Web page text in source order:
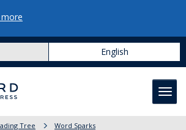
more
English
Tree
Word Sparks